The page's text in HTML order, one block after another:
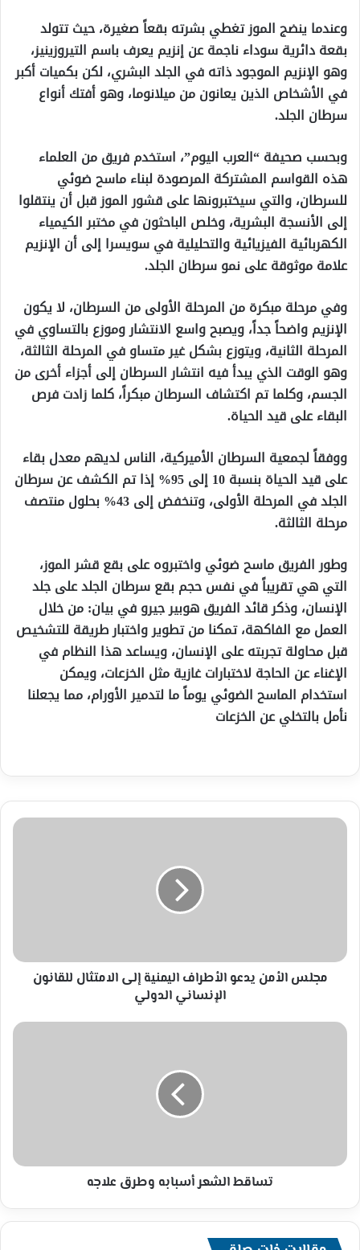
وعندما ينضج الموز تغطي بشرته بقعاً صغيرة، حيث تتولد
بقعة دائرية سوداء ناجمة عن إنزيم يعرف باسم التيروزينيز،
وهو الإنزيم الموجود ذاته في الجلد البشري، لكن بكميات أكبر
في الأشخاص الذين يعانون من ميلانوما، وهو أفتك أنواع
سرطان الجلد.
وبحسب صحيفة “العرب اليوم”، استخدم فريق من العلماء
هذه القواسم المشتركة المرصودة لبناء ماسح ضوئي
للسرطان، والتي سيختبرونها على قشور الموز قبل أن ينتقلوا
إلى الأنسجة البشرية، وخلص الباحثون في مختبر الكيمياء
الكهربائية الفيزيائية والتحليلية في سويسرا إلى أن الإنزيم
علامة موثوقة على نمو سرطان الجلد.
وفي مرحلة مبكرة من المرحلة الأولى من السرطان، لا يكون
الإنزيم واضحاً جداً، ويصبح واسع الانتشار وموزع بالتساوي في
المرحلة الثانية، ويتوزع بشكل غير متساو في المرحلة الثالثة،
وهو الوقت الذي يبدأ فيه انتشار السرطان إلى أجزاء أخرى من
الجسم، وكلما تم اكتشاف السرطان مبكراً، كلما زادت فرص
البقاء على قيد الحياة.
ووفقاً لجمعية السرطان الأميركية، الناس لديهم معدل بقاء
على قيد الحياة بنسبة 10 إلى 95% إذا تم الكشف عن سرطان
الجلد في المرحلة الأولى، وتنخفض إلى 43% بحلول منتصف
مرحلة الثالثة.
وطور الفريق ماسح ضوئي واختبروه على بقع قشر الموز،
التي هي تقريباً في نفس حجم بقع سرطان الجلد على جلد
الإنسان، وذكر قائد الفريق هوبير جيرو في بيان: من خلال
العمل مع الفاكهة، تمكنا من تطوير واختبار طريقة للتشخيص
قبل محاولة تجربته على الإنسان، ويساعد هذا النظام في
الإغناء عن الحاجة لاختبارات غازية مثل الخزعات، ويمكن
استخدام الماسح الضوئي يوماً ما لتدمير الأورام، مما يجعلنا
نأمل بالتخلي عن الخزعات
مجلس
الإنساني
الدوليمجلس الأمن يدعو الأطراف اليمنية إلى الامتثال للقانون
الإنساني الدولي
تساقط
تساقط الشعر أسبابه وطرق علاجه